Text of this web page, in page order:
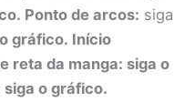
Ponto de arcos: siga
gráfico. Início
reta da manga: siga o
siga o gráfico.